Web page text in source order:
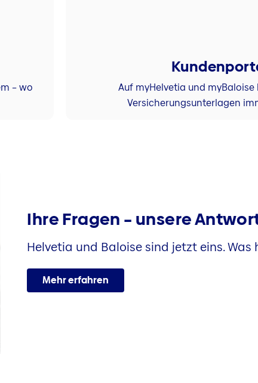
– wo
Auf myHelvetia und myBaloise
Versicherungsunterlagen
Ihre Fragen – unsere
Helvetia und Baloise sind jetzt eins. Was
Mehr erfahren